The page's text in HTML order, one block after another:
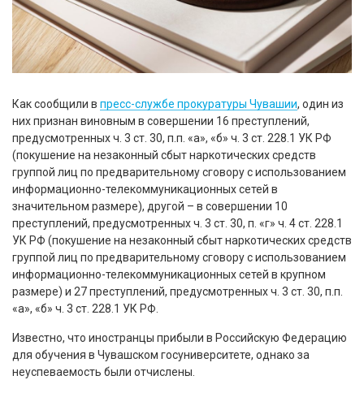
Как сообщили в пресс-службе прокуратуры Чувашии, один из
них признан виновным в совершении 16 преступлений,
предусмотренных ч. 3 ст. 30, п.п. «а», «б» ч. 3 ст. 228.1 УК РФ
(покушение на незаконный сбыт наркотических средств
группой лиц по предварительному сговору с использованием
информационно-телекоммуникационных сетей в
значительном размере), другой – в совершении 10
преступлений, предусмотренных ч. 3 ст. 30, п. «г» ч. 4 ст. 228.1
УК РФ (покушение на незаконный сбыт наркотических средств
группой лиц по предварительному сговору с использованием
информационно-телекоммуникационных сетей в крупном
размере) и 27 преступлений, предусмотренных ч. 3 ст. 30, п.п.
«а», «б» ч. 3 ст. 228.1 УК РФ.
Известно, что иностранцы прибыли в Российскую Федерацию
для обучения в Чувашском госуниверситете, однако за
неуспеваемость были отчислены.